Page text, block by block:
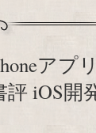
アプ
iOS開